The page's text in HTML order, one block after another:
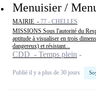
Menuisier /
MAIRIE - 77 - CHELLES
MISSIONS Sous l'autorité du
aptitude à visualiser en trois
dangereux) et résistant...
CDD - Temps plein
Publié il y a plus de 30 jours